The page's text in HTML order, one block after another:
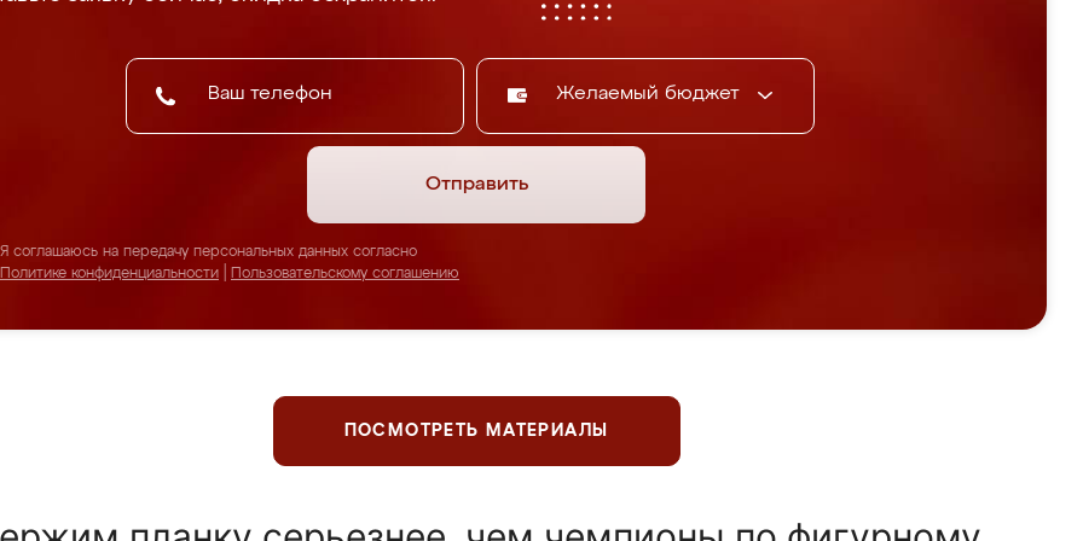
Желаемый бюджет
Отправить
Я соглашаюсь на передачу персональных данных согласно
Политике конфиденциальности
Пользовательскому соглашению
ПОСМОТРЕТЬ МАТЕРИАЛЫ